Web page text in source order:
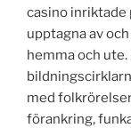
casino inriktade
upptagna av
hemma och
med
förankring,